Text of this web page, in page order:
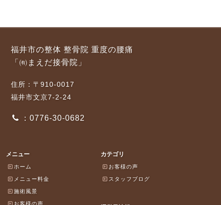
福井市の整体 整骨院 重度の腰痛
「㈲まえだ接骨院」
住所：〒910-0017
福井市文京7-2-24
：0776-30-0682
メニュー
ホーム
メニュー料金
施術風景
お客様の声
カテゴリ
お客様の声
スタッフブログ